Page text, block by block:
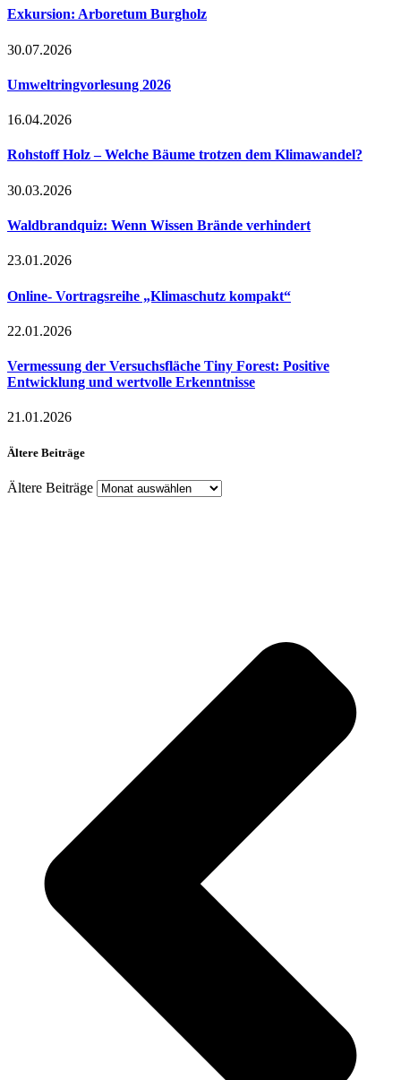
Exkursion: Arboretum Burgholz
30.07.2026
Umweltringvorlesung 2026
16.04.2026
Rohstoff Holz – Welche Bäume trotzen dem Klimawandel?
30.03.2026
Waldbrandquiz: Wenn Wissen Brände verhindert
23.01.2026
Online- Vortragsreihe „Klimaschutz kompakt“
22.01.2026
Vermessung der Versuchsfläche Tiny Forest: Positive
Entwicklung und wertvolle Erkenntnisse
21.01.2026
Ältere Beiträge
Ältere Beiträge